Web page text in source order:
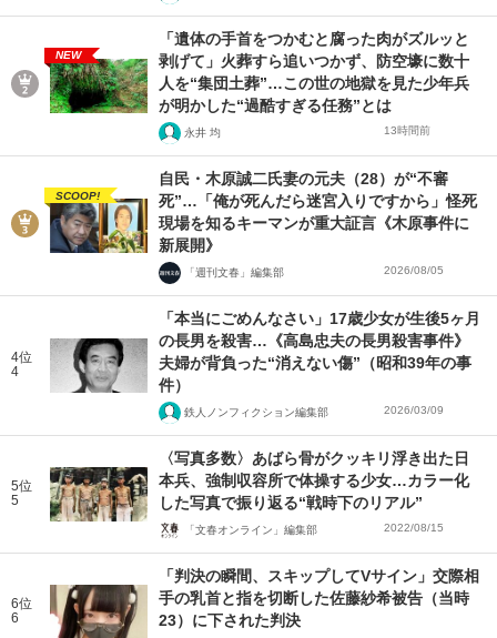
NEW
「遺体の手首をつかむと腐った肉がズルッと
剥げて」火葬すら追いつかず、防空壕に数十
人を“集団土葬”…この世の地獄を見た少年兵
が明かした“過酷すぎる任務”とは
永井 均 13時間前
SCOOP!
自民・木原誠二氏妻の元夫（28）が“不審
死”…「俺が死んだら迷宮入りですから」怪死
現場を知るキーマンが重大証言《木原事件に
新展開》
「週刊文春」編集部 2026/08/05
4位
4
「本当にごめんなさい」17歳少女が生後5ヶ月
の長男を殺害…《高島忠夫の長男殺害事件》
夫婦が背負った“消えない傷”（昭和39年の事
件）
鉄人ノンフィクション編集部 2026/03/09
5位
5
〈写真多数〉あばら骨がクッキリ浮き出た日
本兵、強制収容所で体操する少女…カラー化
した写真で振り返る“戦時下のリアル”
「文春オンライン」編集部 2022/08/15
6位
6
「判決の瞬間、スキップしてVサイン」交際相
手の乳首と指を切断した佐藤紗希被告（当時
23）に下された判決